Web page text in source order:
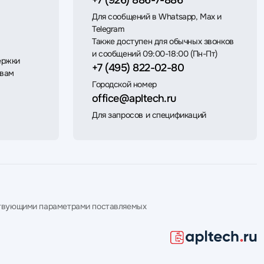
Для сообщений в Whatsapp, Max и
Telegram
Также доступен для обычных звонков
и сообщений 09:00-18:00 (Пн-Пт)
+7 (495) 822-02-80
Городской номер
office@apltech.ru
Для запросов и спецификаций
параметрами поставляемых